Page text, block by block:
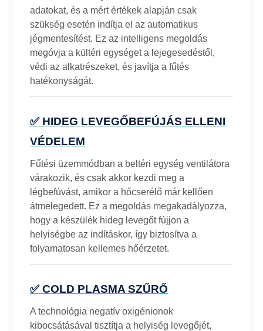
adatokat, és a mért értékek alapján csak
szükség esetén indítja el az automatikus
jégmentesítést. Ez az intelligens megoldás
megóvja a kültéri egységet a lejegesedéstől,
védi az alkatrészeket, és javítja a fűtés
hatékonyságát.
✅ HIDEG LEVEGŐBEFÚJÁS ELLENI
VÉDELEM
Fűtési üzemmódban a beltéri egység ventilátora
várakozik, és csak akkor kezdi meg a
légbefúvást, amikor a hőcserélő már kellően
átmelegedett. Ez a megoldás megakadályozza,
hogy a készülék hideg levegőt fújjon a
helyiségbe az indításkor, így biztosítva a
folyamatosan kellemes hőérzetet.
✅ COLD PLASMA SZŰRŐ
A technológia negatív oxigénionok
kibocsátásával tisztítja a helyiség levegőjét,